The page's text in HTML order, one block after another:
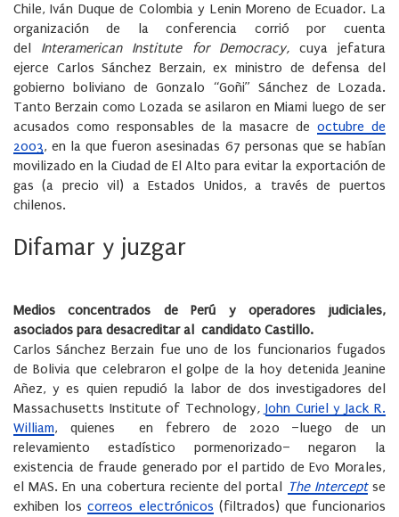
Chile, Iván Duque de Colombia y Lenin Moreno de Ecuador. La
organización de la conferencia corrió por cuenta
del Interamerican Institute for Democracy, cuya jefatura
ejerce Carlos Sánchez Berzain, ex ministro de defensa del
gobierno boliviano de Gonzalo “Goñi” Sánchez de Lozada.
Tanto Berzain como Lozada se asilaron en Miami luego de ser
acusados como responsables de la masacre deoctubre de
2003, en la que fueron asesinadas 67 personas que se habían
movilizado en la Ciudad de El Alto para evitar la exportación de
gas (a precio vil) a Estados Unidos, a través de puertos
chilenos.
Difamar y juzgar
Medios concentrados de Perú y operadores judiciales,
asociados para desacreditar al candidato Castillo.
Carlos Sánchez Berzain fue uno de los funcionarios fugados
de Bolivia que celebraron el golpe de la hoy detenida Jeanine
Añez, y es quien repudió la labor de dos investigadores del
Massachusetts Institute of Technology, John Curiel y Jack R.
William, quienes en febrero de 2020 –luego de un
relevamiento estadístico pormenorizado– negaron la
existencia de fraude generado por el partido de Evo Morales,
el MAS. En una cobertura reciente del portal The Intercept se
exhiben loscorreos electrónicos (filtrados) que funcionarios